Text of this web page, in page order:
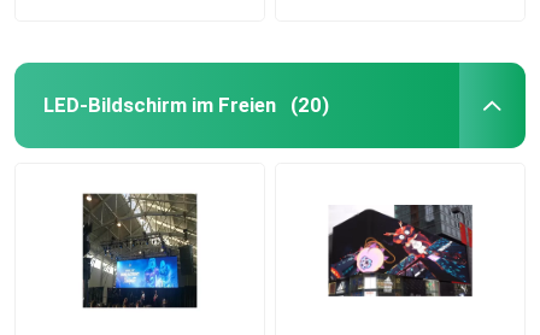
LED-Bildschirm im Freien (20)